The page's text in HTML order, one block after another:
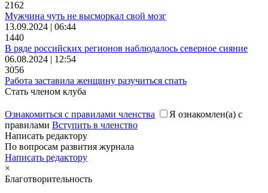
2162
Мужчина чуть не высморкал свой мозг
13.09.2024 | 06:44
1440
В ряде российских регионов наблюдалось северное сияние
06.08.2024 | 12:54
3056
Работа заставила женщину разучиться спать
Стать членом клуба
Ознакомиться с правилами членства
Я ознакомлен(а) с
правилами Вступить в членство
Написать редактору
По вопросам развития журнала
Написать редактору
×
Благотворительность